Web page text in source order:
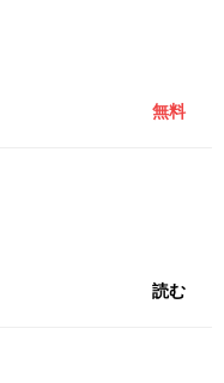
無料
読む